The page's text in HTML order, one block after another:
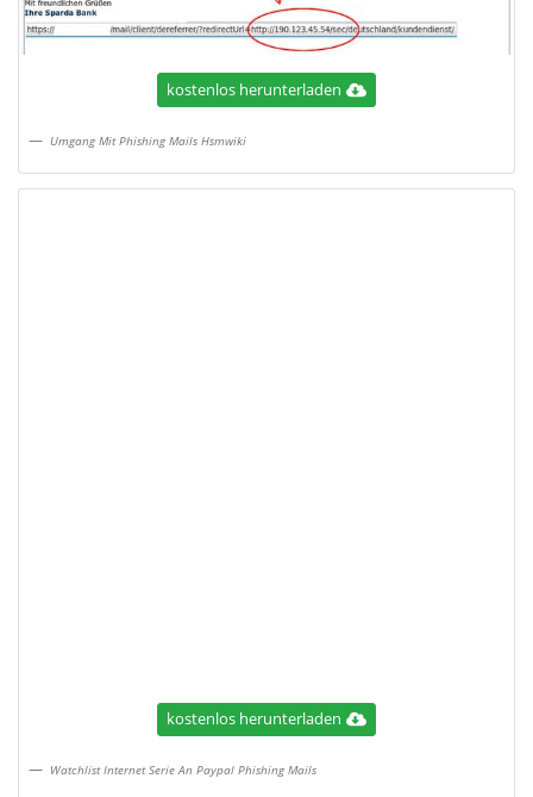
kostenlos herunterladen
Umgang Mit Phishing Mails Hsmwiki
kostenlos herunterladen
Watchlist Internet Serie An Paypal Phishing Mails